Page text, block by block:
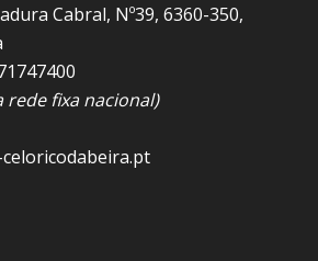
Cabral, Nº39, 6360-350,
rede fixa nacional)
celoricodabeira.pt